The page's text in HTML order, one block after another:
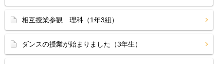
相互授業参観 理科（1年3組）
ダンスの授業が始まりました（3年生）